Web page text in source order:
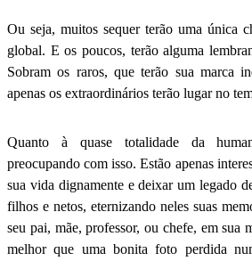
Ou seja, muitos sequer terão uma única
global. E os poucos, terão alguma
Sobram os raros, que terão sua marca
apenas os extraordinários terão lugar no
Quanto à quase totalidade da
preocupando com isso. Estão apenas
sua vida dignamente e deixar um legado
filhos e netos, eternizando neles suas
seu pai, mãe, professor, ou chefe, em sua
melhor que uma bonita foto perdida